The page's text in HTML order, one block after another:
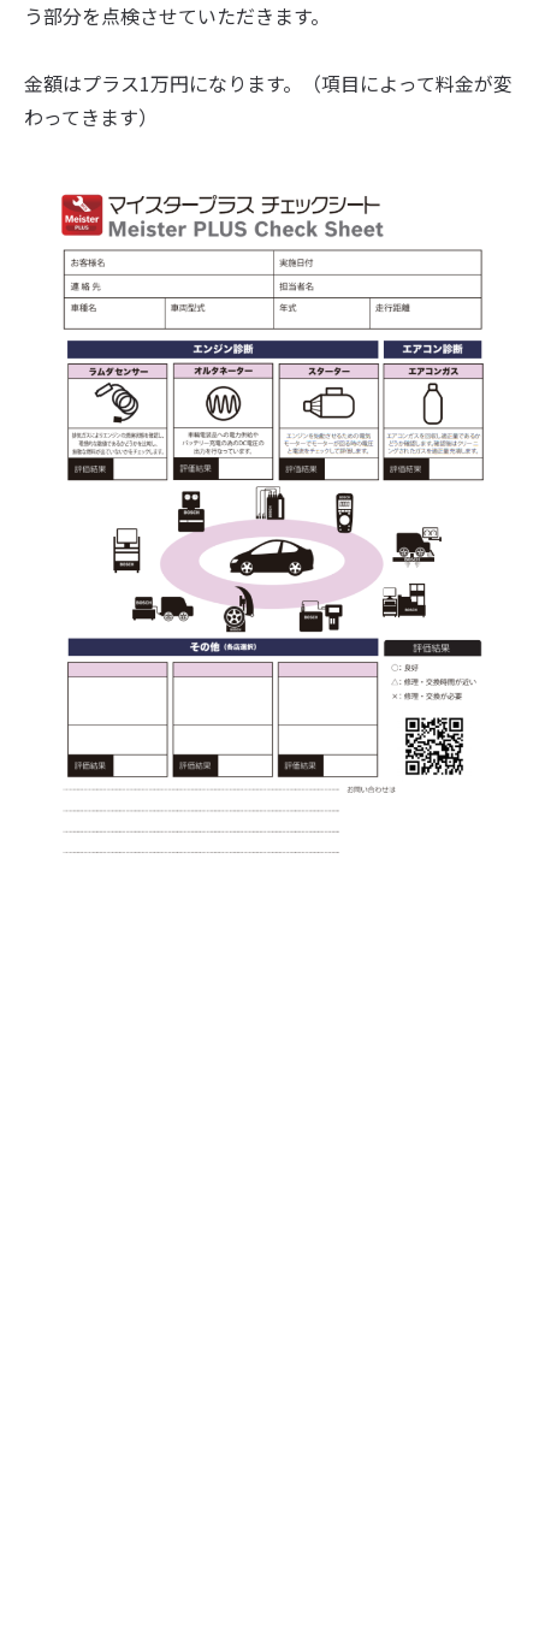
う部分を点検させていただきます。
金額はプラス1万円になります。（項目によって料金が変
わってきます）